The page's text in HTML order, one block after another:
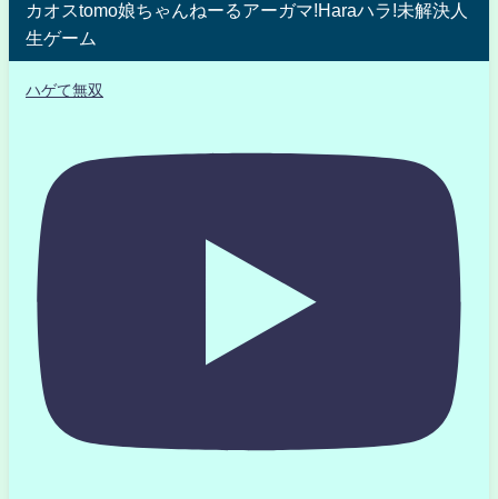
カオスtomo娘ちゃんねーるアーガマ!Haraハラ!未解決人
生ゲーム
ハゲて無双